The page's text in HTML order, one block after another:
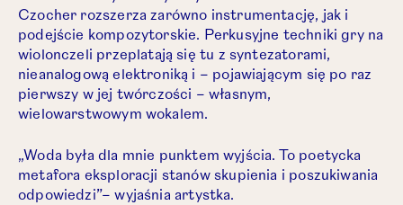
Czocher rozszerza zarówno instrumentację, jak i
podejście kompozytorskie. Perkusyjne techniki gry na
wiolonczeli przeplatają się tu z syntezatorami,
nieanalogową elektroniką i – pojawiającym się po raz
pierwszy w jej twórczości – własnym,
wielowarstwowym wokalem.
„Woda była dla mnie punktem wyjścia. To poetycka
metafora eksploracji stanów skupienia i poszukiwania
odpowiedzi”– wyjaśnia artystka.